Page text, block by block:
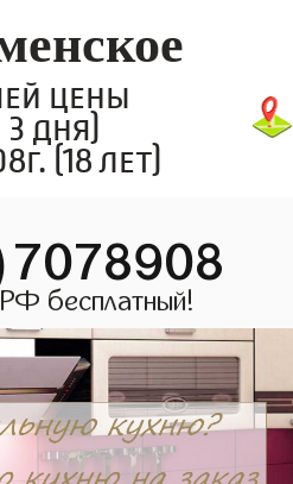
цены
дня)
(18 лет)
бесплатный!